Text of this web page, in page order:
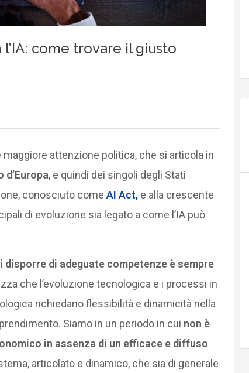
attenzione politica, che si articola in
d’Europa, e quindi dei singoli degli Stati
conosciuto come AI Act,e alla crescente
di evoluzione sia legato a come l’IA può
disporre di adeguate competenze è sempre
che l’evoluzione tecnologica e i processi in
richiedano flessibilità e dinamicità nella
Siamo in un periodo in cui non è
in assenza di un efficace e diffuso
articolato e dinamico, che sia di generale